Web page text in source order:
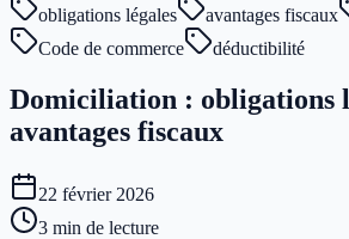
obligations légales
avantages fiscaux
Code de commerce
déductibilité
Domiciliation : obligations
avantages fiscaux
22 février 2026
3 min de lecture